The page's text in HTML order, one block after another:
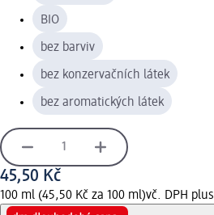
BIO
bez barviv
bez konzervačních látek
bez aromatických látek
45,50 Kč
100 ml (45,50 Kč za 100 ml)vč. DPH plus